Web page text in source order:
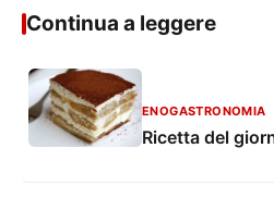
Continua a leggere
ENOGASTRONOMIA
Ricetta del